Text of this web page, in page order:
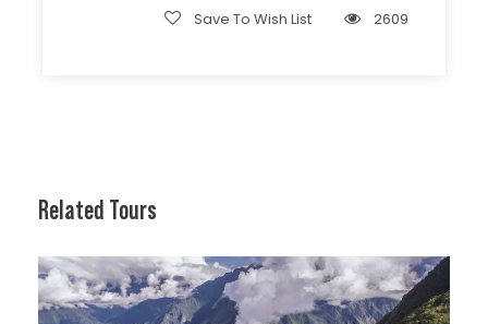
Save To Wish List 2609
Related Tours